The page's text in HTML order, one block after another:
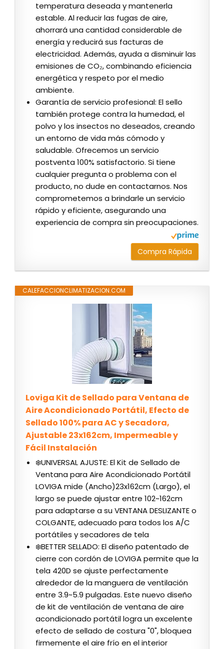
temperatura deseada y mantenerla
estable. Al reducir las fugas de aire,
ahorrará una cantidad considerable de
energía y reducirá sus facturas de
electricidad. Además, ayuda a disminuir las
emisiones de CO₂, combinando eficiencia
energética y respeto por el medio
ambiente.
Garantía de servicio profesional: El sello
también protege contra la humedad, el
polvo y los insectos no deseados, creando
un entorno de vida más cómodo y
saludable. Ofrecemos un servicio
postventa 100% satisfactorio. Si tiene
cualquier pregunta o problema con el
producto, no dude en contactarnos. Nos
comprometemos a brindarle un servicio
rápido y eficiente, asegurando una
experiencia de compra sin preocupaciones.
Compra Rápida
CALEFACCIONCLIMATIZACION.COM
Loviga Kit de Sellado para Ventana de
Aire Acondicionado Portátil, Efecto de
Sellado 100% para AC y Secadora,
Ajustable 23x162cm, Impermeable y
Fácil Instalación​
❄️UNIVERSAL AJUSTE: El Kit de Sellado de
Ventana para Aire Acondicionado Portátil
LOVIGA mide (Ancho)23x162cm (Largo), el
largo se puede ajustar entre 102~162cm
para adaptarse a su VENTANA DESLIZANTE o
COLGANTE, adecuado para todos los A/C
portátiles y secadores de tela
❄️BETTER SELLADO: El diseño patentado de
cierre con cordón de LOVIGA permite que la
tela 420D se ajuste perfectamente
alrededor de la manguera de ventilación
entre 3.9~5.9 pulgadas. Este nuevo diseño
de kit de ventilación de ventana de aire
acondicionado portátil logra un excelente
efecto de sellado de costura "0", bloquea
firmemente el aire frío en el interior